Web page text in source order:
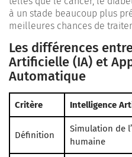
à un stade beaucoup plus
meilleures chances de
Les différences
Artificielle (IA) et
Automatique
Critère Intelligence
Définition
Simulation de
humaine